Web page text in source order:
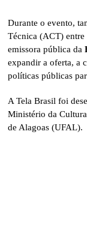
Durante o evento,
Técnica (ACT)
emissora pública da
expandir a oferta, a
políticas públicas
A Tela Brasil foi
Ministério da
de Alagoas (UFAL).